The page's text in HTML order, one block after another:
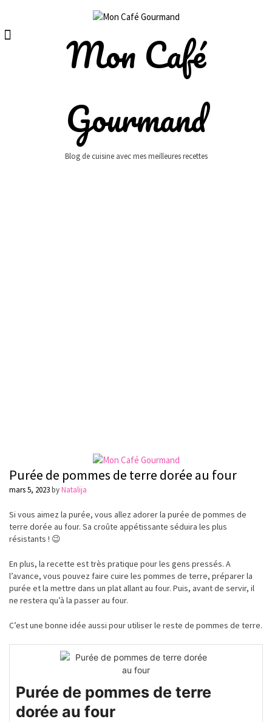
content
Mon Café
Gourmand
Blog de cuisine avec mes meilleures recettes
Purée de pommes de terre dorée au four
mars 5, 2023byNatalija
Si vous aimez la purée, vous allez adorer la purée de pommes de
terre dorée au four. Sa croûte appétissante séduira les plus
résistants ! 😉
En plus, la recette esttrès pratique pour les gens pressés. A
l’avance, vous pouvez faire cuire les pommes de terre, préparerla
purée et la mettre dans un plat allant au four. Puis, avant de servir, il
ne restera qu’à la passer au four.
C’est une bonne idée aussi pour utiliser le reste de pommes de terre.
Purée de pommes de terre
dorée au four